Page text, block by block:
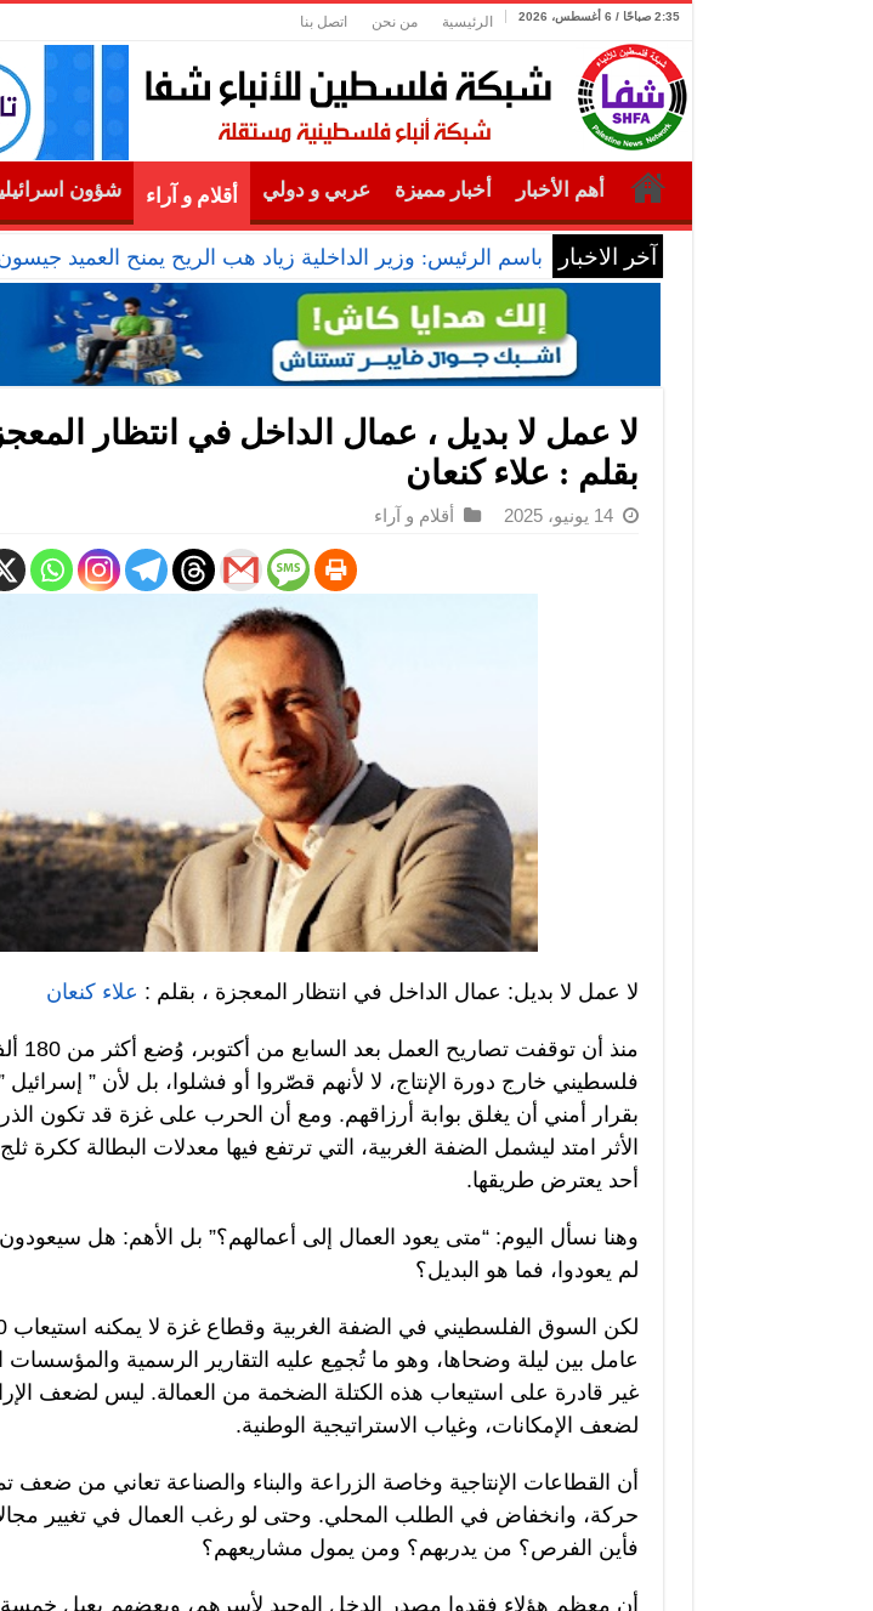
2:35 صباحًا / 6 أغسطس، 2026 الرئيسية من نحن اتصل بنا
أهم الأخبار أخبار مميزة عربي و دولي أقلام و آراء شؤون
آخر الاخبار باسم الرئيس: وزير الداخلية زياد هب الريح يمنح العميد جيسون
لا عمل لا بديل ، عمال الداخل في انتظار
بقلم : علاء كنعان
14 يونيو، 2025 أقلام و آراء
لا عمل لا بديل: عمال الداخل في انتظار المعجزة ، بقلم : علاء كنعان
منذ أن
فلسطيني خارج دورة الإنتاج، لا لأنهم قصّروا أو فشلوا، بل لأن ”
بقرار أمني أن يغلق بوابة أرزاقهم. ومع أن الحرب على غزة قد تكون
الأثر امتد ليشمل الضفة الغربية، التي ترتفع فيها معدلات البطالة ككرة
أحد يعترض طريقها.
وهنا نسأل اليوم: “متى يعود العمال إلى أعمالهم؟” بل الأهم: هل
لم يعودوا، فما هو البديل؟
عامل بين ليلة وضحاها، وهو ما تُجمِع عليه التقارير الرسمية والمؤسسات
غير قادرة على استيعاب هذه الكتلة الضخمة من العمالة. ليس لضعف
لضعف الإمكانات، وغياب الاستراتيجية الوطنية.
أن القطاعات الإنتاجية وخاصة الزراعة والبناء والصناعة تعاني من ضعف
حركة، وانخفاض في الطلب المحلي. وحتى لو رغب العمال في تغيير
فأين الفرص؟ من يدربهم؟ ومن يمول مشاريعهم؟
أن معظم هؤلاء فقدوا مصدر الدخل الوحيد لأسرهم، وبعضهم يعيل خمسة